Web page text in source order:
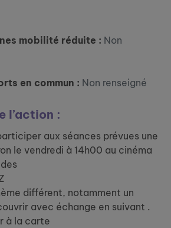
mobilité réduite : Non
en commun : Non renseigné
l’action :
aux séances prévues une
le vendredi à 14h00 au cinéma
différent, notamment un
avec échange en suivant .
à la carte